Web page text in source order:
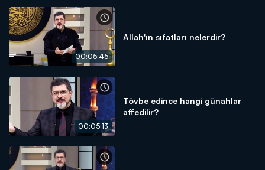
00:05:45
Allah'ın sıfatları nelerdir?
00:05:13
Tövbe edince hangi günahlar
affedilir?